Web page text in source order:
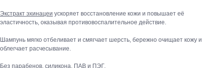
Экстракт эхинацеи ускоряет восстановление кожи и повышает её
эластичность, оказывая противовоспалительное действие.
Шампунь мягко отбеливает и смягчает шерсть, бережно очищает кожу и
облегчает расчесывание.
Без парабенов, силикона, ПАВ и ПЭГ.